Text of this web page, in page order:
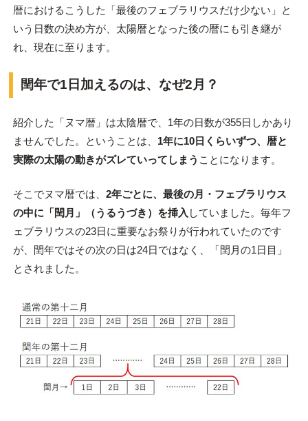
暦におけるこうした「最後のフェブラリウスだけ少ない」と
いう日数の決め方が、太陽暦となった後の暦にも引き継が
れ、現在に至ります。
閏年で1日加えるのは、なぜ2月？
紹介した「ヌマ暦」は太陰暦で、1年の日数が355日しかあり
ませんでした。ということは、 1年に10日くらいずつ、暦と
実際の太陽の動きがズレていってしまう ことになります。
そこでヌマ暦では、 2年ごとに、最後の月・フェブラリウス
の中に「閏月」（うるうづき）を挿入 していました。毎年フ
ェブラリウスの23日に重要なお祭りが行われていたのです
が、閏年ではその次の日は24日ではなく、「閏月の1日目」
とされました。